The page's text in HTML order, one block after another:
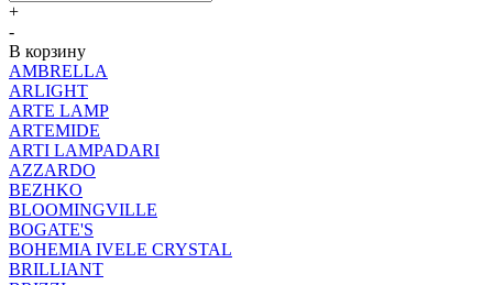
+
-
В корзину
AMBRELLA
ARLIGHT
ARTE LAMP
ARTEMIDE
ARTI LAMPADARI
AZZARDO
BEZHKO
BLOOMINGVILLE
BOGATE'S
BOHEMIA IVELE CRYSTAL
BRILLIANT